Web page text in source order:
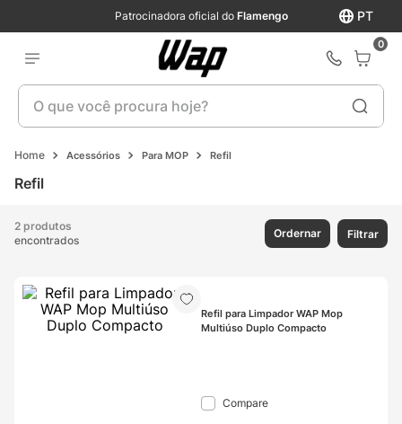
PT
Patrocinadora oficial do Flamengo
0
O que você procura hoje?
Acessórios Para MOP Refil
Refil
2 produtos
encontrados
Ordernar Filtrar
Refil para Limpador WAP Mop
Multiúso Duplo Compacto
Compare